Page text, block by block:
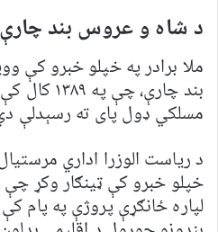
د شاه و عروس بند
ملا برادر په خپلو خبرو
بند چارې،
مسلکي ډول پای ته رسېدلې
د ریاست الوزرا اداري
خپلو خبرو کې ټینګار وکړ چې
لپاره ځانګړې پروژې په پام